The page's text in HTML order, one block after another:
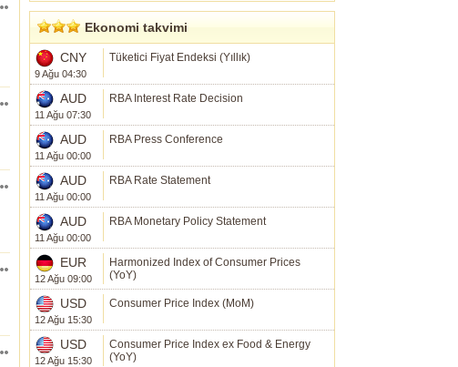
Ekonomi takvimi
CNY
9 Ağu 04:30
Tüketici Fiyat Endeksi (Yıllık)
AUD
11 Ağu 07:30
RBA Interest Rate Decision
AUD
11 Ağu 00:00
RBA Press Conference
AUD
11 Ağu 00:00
RBA Rate Statement
AUD
11 Ağu 00:00
RBA Monetary Policy Statement
EUR
12 Ağu 09:00
Harmonized Index of Consumer Prices
(YoY)
USD
12 Ağu 15:30
Consumer Price Index (MoM)
USD
12 Ağu 15:30
Consumer Price Index ex Food & Energy
(YoY)